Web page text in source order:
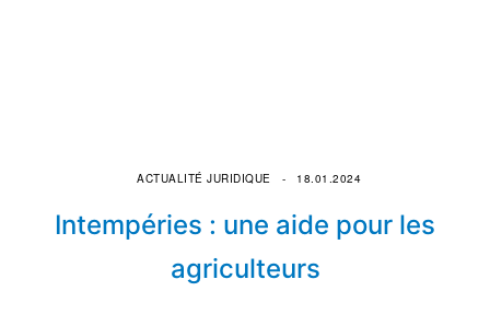
Commissariat aux comptes
On parle de nous
Intempéries : une aide pour les
agriculteurs
18.01.2024
ACTUALITÉ JURIDIQUE